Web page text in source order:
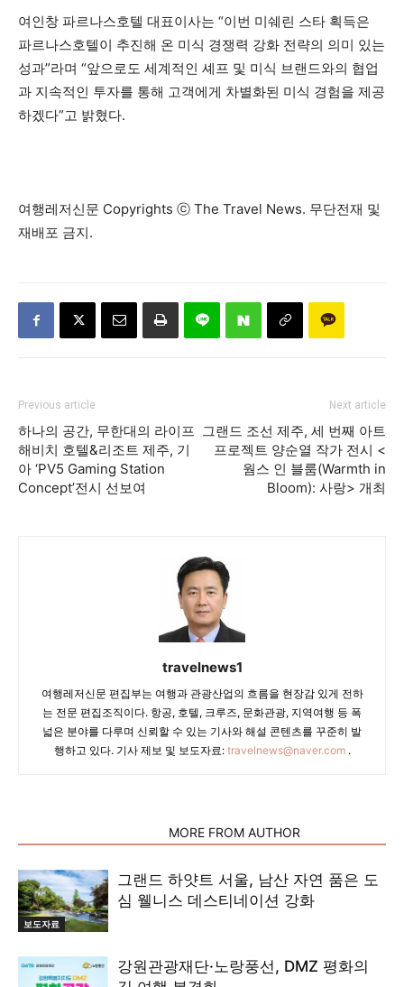
여인창 파르나스호텔 대표이사는 “이번 미쉐린 스타 획득은
파르나스호텔이 추진해 온 미식 경쟁력 강화 전략의 의미 있는
성과”라며 “앞으로도 세계적인 셰프 및 미식 브랜드와의 협업
과 지속적인 투자를 통해 고객에게 차별화된 미식 경험을 제공
하겠다”고 밝혔다.
여행레저신문 Copyrights ⓒ The Travel News. 무단전재 및
재배포 금지.
Previous article
하나의 공간, 무한대의 라이프
해비치 호텔&리조트 제주, 기
아 ‘PV5 Gaming Station
Concept’전시 선보여
Next article
그랜드 조선 제주, 세 번째 아트
프로젝트 양순열 작가 전시 <
웜스 인 블룸(Warmth in
Bloom): 사랑> 개최
travelnews1
여행레저신문 편집부는 여행과 관광산업의 흐름을 현장감 있게 전하
는 전문 편집조직이다. 항공, 호텔, 크루즈, 문화관광, 지역여행 등 폭
넓은 분야를 다루며 신뢰할 수 있는 기사와 해설 콘텐츠를 꾸준히 발
행하고 있다. 기사 제보 및 보도자료: travelnews@naver.com.
MORE FROM AUTHOR
보도자료
그랜드 하얏트 서울, 남산 자연 품은 도
심 웰니스 데스티네이션 강화
강원관광재단·노랑풍선, DMZ 평화의